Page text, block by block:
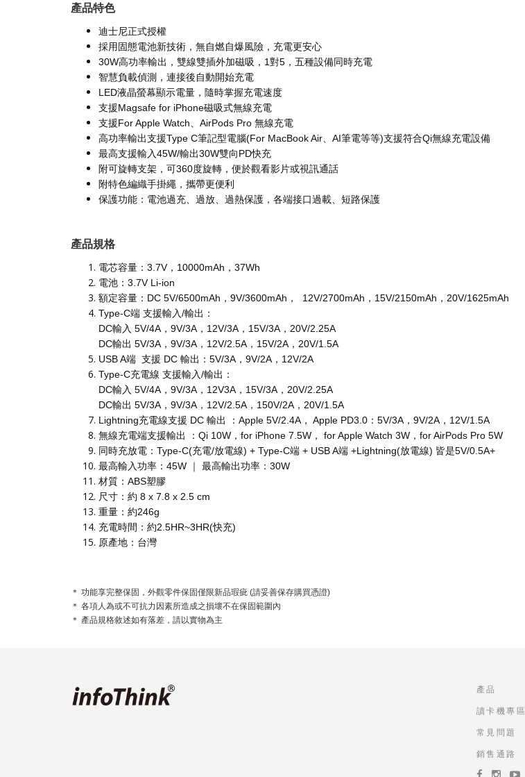
產品特色
迪士尼正式授權
採用固態電池新技術，無自燃自爆風險，充電更安心
30W高功率輸出，雙線雙插外加磁吸，1對5，五種設備同時充電
智慧負載偵測，連接後自動開始充電
LED液晶螢幕顯示電量，隨時掌握充電速度
支援Magsafe for iPhone磁吸式無線充電
支援For Apple Watch、AirPods Pro 無線充電
高功率輸出支援Type C筆記型電腦(For MacBook Air、AI筆電等等)支援符合Qi無線充電設備
最高支援輸入45W/輸出30W雙向PD快充
附可旋轉支架，可360度旋轉，便於觀看影片或視訊通話
附特色編織手掛繩，攜帶更便利
保護功能：電池過充、過放、過熱保護，各端接口過載、短路保護
產品規格
電芯容量：3.7V，10000mAh，37Wh
電池：3.7V Li-ion
額定容量：DC 5V/6500mAh，9V/3600mAh， 12V/2700mAh，15V/2150mAh，20V/1625mAh
Type-C端 支援輸入/輸出：
DC輸入 5V/4A，9V/3A，12V/3A，15V/3A，20V/2.25A
DC輸出 5V/3A，9V/3A，12V/2.5A，15V/2A，20V/1.5A
USB A端 支援 DC 輸出：5V/3A，9V/2A，12V/2A
Type-C充電線 支援輸入/輸出：
DC輸入 5V/4A，9V/3A，12V3A，15V/3A，20V/2.25A
DC輸出 5V/3A，9V/3A，12V/2.5A，150V/2A，20V/1.5A
Lightning充電線支援 DC 輸出 ：Apple 5V/2.4A， Apple PD3.0：5V/3A，9V/2A，12V/1.5A
無線充電端支援輸出 ：Qi 10W，for iPhone 7.5W， for Apple Watch 3W，for AirPods Pro 5W
同時充放電：Type-C(充電/放電線) + Type-C端 + USB A端 +Lightning(放電線) 皆是5V/0.5A+
最高輸入功率：45W ｜ 最高輸出功率：30W
材質：ABS塑膠
尺寸：約 8 x 7.8 x 2.5 cm
重量：約246g
充電時間：約2.5HR~3HR(快充)
原產地：台灣
＊ 功能享完整保固，外觀零件保固僅限新品瑕疵 (請妥善保存購買憑證)
＊ 各項人為或不可抗力因素所造成之損壞不在保固範圍內
＊ 產品規格敘述如有落差，請以實物為主
產品
讀卡機專區
常見問題
銷售通路